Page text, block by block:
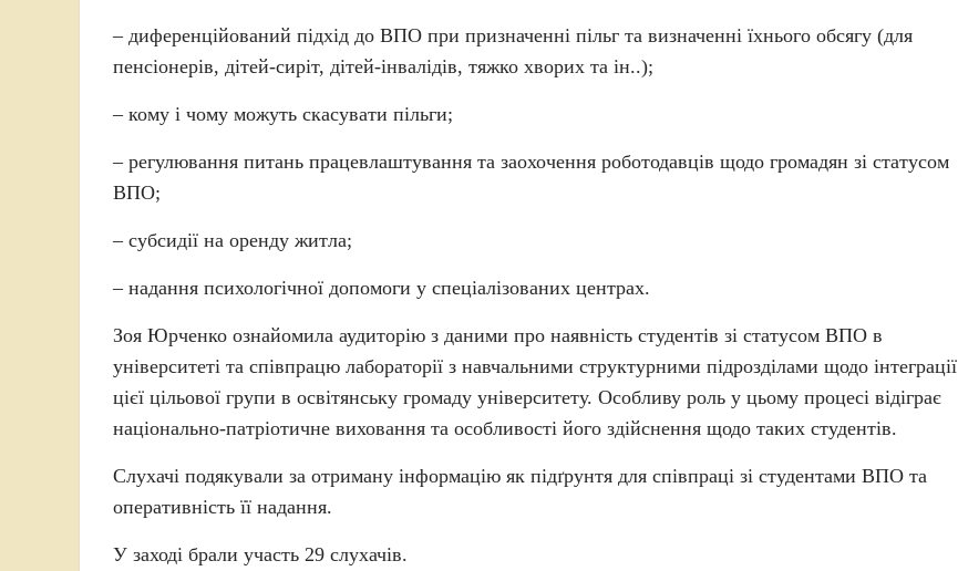
– диференційований підхід до ВПО при призначенні пільг та визначенні їхнього обсягу (для
пенсіонерів, дітей-сиріт, дітей-інвалідів, тяжко хворих та ін..);
– кому і чому можуть скасувати пільги;
– регулювання питань працевлаштування та заохочення роботодавців щодо громадян зі статусом
ВПО;
– субсидії на оренду житла;
– надання психологічної допомоги у спеціалізованих центрах.
Зоя Юрченко ознайомила аудиторію з даними про наявність студентів зі статусом ВПО в
університеті та співпрацю лабораторії з навчальними структурними підрозділами щодо інтеграції
цієї цільової групи в освітянську громаду університету. Особливу роль у цьому процесі відіграє
національно-патріотичне виховання та особливості його здійснення щодо таких студентів.
Слухачі подякували за отриману інформацію як підґрунтя для співпраці зі студентами ВПО та
оперативність її надання.
У заході брали участь 29 слухачів.